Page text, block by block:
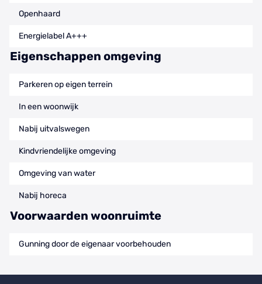
Openhaard
Energielabel A+++
Eigenschappen omgeving
Parkeren op eigen terrein
In een woonwijk
Nabij uitvalswegen
Kindvriendelijke omgeving
Omgeving van water
Nabij horeca
Voorwaarden woonruimte
Gunning door de eigenaar voorbehouden